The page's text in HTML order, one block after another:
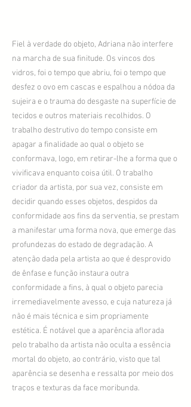
Fiel à verdade do objeto, Adriana não interfere
na marcha de sua finitude. Os vincos dos
vidros, foi o tempo que abriu, foi o tempo que
desfez o ovo em cascas e espalhou a nódoa da
sujeira e o trauma do desgaste na superfície de
tecidos e outros materiais recolhidos. O
trabalho destrutivo do tempo consiste em
apagar a finalidade ao qual o objeto se
conformava, logo, em retirar-lhe a forma que o
vivificava enquanto coisa útil. O trabalho
criador da artista, por sua vez, consiste em
decidir quando esses objetos, despidos da
conformidade aos fins da serventia, se prestam
a manifestar uma forma nova, que emerge das
profundezas do estado de degradação. A
atenção dada pela artista ao que é desprovido
de ênfase e função instaura outra
conformidade a fins, à qual o objeto parecia
irremediavelmente avesso, e cuja natureza já
não é mais técnica e sim propriamente
estética. É notável que a aparência aflorada
pelo trabalho da artista não oculta a essência
mortal do objeto, ao contrário, visto que tal
aparência se desenha e ressalta por meio dos
traços e texturas da face moribunda.